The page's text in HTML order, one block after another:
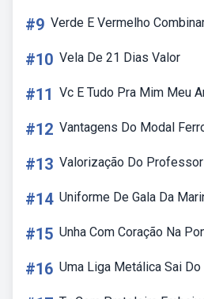
#9 Verde E Vermelho
#10 Vela De 21 Dias Valor
#11 Vc E Tudo Pra Mim Meu
#12 Vantagens Do Modal
#13 Valorização Do
#14 Uniforme De Gala Da
#15 Unha Com Coração Na
#16 Uma Liga Metálica Sai Do